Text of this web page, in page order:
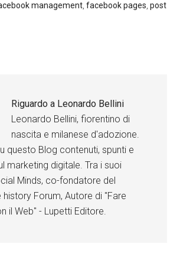
management,facebook pages,post
Riguardo a Leonardo Bellini
Leonardo Bellini, fiorentino di
nascita e milanese d'adozione.
questo Blog contenuti, spunti e
marketing digitale. Tra i suoi
Minds, co-fondatore del
Forum, Autore di "Fare
il Web" - Lupetti Editore.